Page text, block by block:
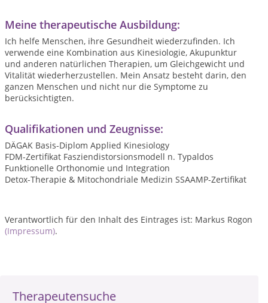
Therapeutensuche
Meine therapeutische Ausbildung:
Ich helfe Menschen, ihre Gesundheit wiederzufinden. Ich
verwende eine Kombination aus Kinesiologie, Akupunktur
und anderen natürlichen Therapien, um Gleichgewicht und
Vitalität wiederherzustellen. Mein Ansatz besteht darin, den
ganzen Menschen und nicht nur die Symptome zu
berücksichtigten.
Qualifikationen und Zeugnisse:
DÄGAK Basis-Diplom Applied Kinesiology
FDM-Zertifikat Fasziendistorsionsmodell n. Typaldos
Funktionelle Orthonomie und Integration
Detox-Therapie & Mitochondriale Medizin SSAAMP-Zertifikat
Verantwortlich für den Inhalt des Eintrages ist: Markus Rogon
(Impressum).